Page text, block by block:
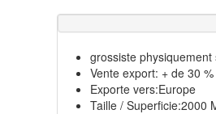
grossiste physiquement
Vente export: + de 30 %
Exporte vers:Europe
Taille / Superficie:2000